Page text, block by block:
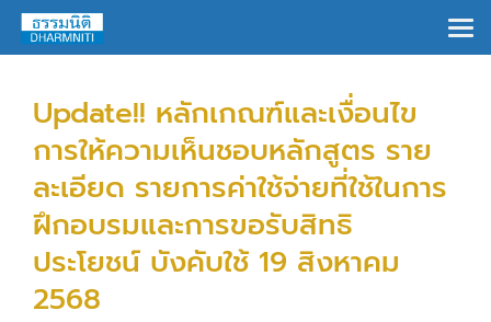
Update!! หลักเกณฑ์และเงื่อนไข
การให้ความเห็นชอบหลักสูตร ราย
ละเอียด รายการค่าใช้จ่ายที่ใช้ในการ
ฝึกอบรมและการขอรับสิทธิ
ประโยชน์ บังคับใช้ 19 สิงหาคม
2568
×